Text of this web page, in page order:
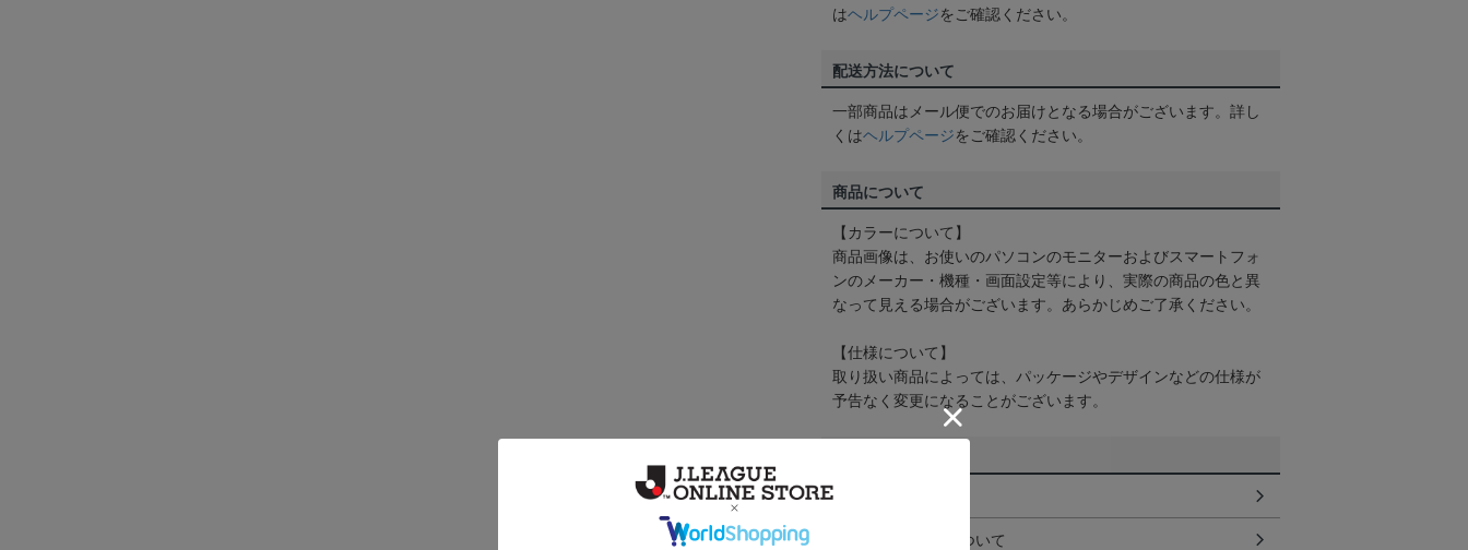
はヘルプページをご確認ください。
配送方法について
一部商品はメール便でのお届けとなる場合がございます。詳し
くはヘルプページをご確認ください。
商品について
【カラーについて】
商品画像は、お使いのパソコンのモニターおよびスマートフォ
ンのメーカー・機種・画面設定等により、実際の商品の色と異
なって見える場合がございます。あらかじめご了承ください。
【仕様について】
取り扱い商品によっては、パッケージやデザインなどの仕様が
予告なく変更になることがございます。
ギフト対応について